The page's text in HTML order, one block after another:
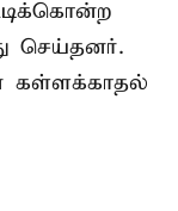
செய்தனர்.
கள்ளக்காதல்